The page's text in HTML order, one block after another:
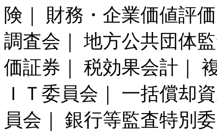
険｜ 財務・企業価値評
調査会｜ 地方公共団体
価証券｜ 税効果会計｜
ＩＴ委員会｜ 一括償却
員会｜ 銀行等監査特別